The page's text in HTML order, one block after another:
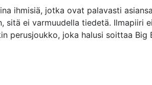
ihmisiä, jotka ovat palavasti
sitä ei varmuudella tiedetä. Ilmapiiri
perusjoukko, joka halusi soittaa